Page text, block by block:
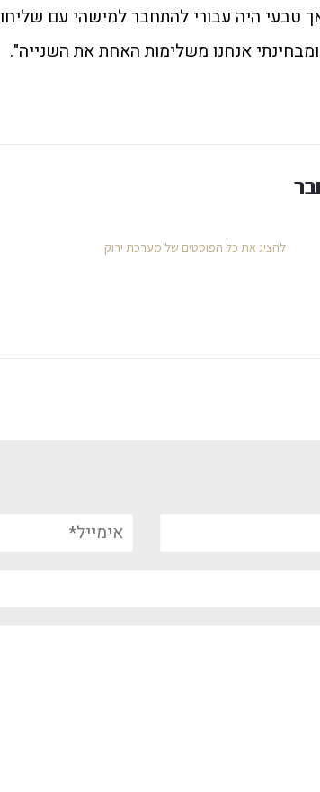
אך טבעי היה עבורי להתחבר למישהי עם
ומבחינתי אנחנו משלימות האחת את השנייה".
להציג את כל הפוסטים של מערכת ירוק
אימייל*